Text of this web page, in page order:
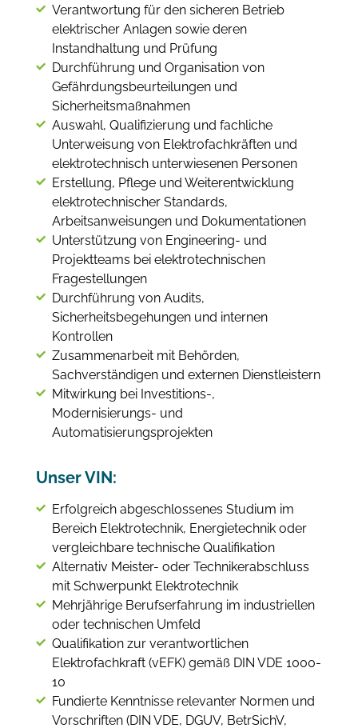
Verantwortung für den sicheren Betrieb
elektrischer Anlagen sowie deren
Instandhaltung und Prüfung
Durchführung und Organisation von
Gefährdungsbeurteilungen und
Sicherheitsmaßnahmen
Auswahl, Qualifizierung und fachliche
Unterweisung von Elektrofachkräften und
elektrotechnisch unterwiesenen Personen
Erstellung, Pflege und Weiterentwicklung
elektrotechnischer Standards,
Arbeitsanweisungen und Dokumentationen
Unterstützung von Engineering- und
Projektteams bei elektrotechnischen
Fragestellungen
Durchführung von Audits,
Sicherheitsbegehungen und internen
Kontrollen
Zusammenarbeit mit Behörden,
Sachverständigen und externen Dienstleistern
Mitwirkung bei Investitions-,
Modernisierungs- und
Automatisierungsprojekten
Unser VIN:
Erfolgreich abgeschlossenes Studium im
Bereich Elektrotechnik, Energietechnik oder
vergleichbare technische Qualifikation
Alternativ Meister- oder Technikerabschluss
mit Schwerpunkt Elektrotechnik
Mehrjährige Berufserfahrung im industriellen
oder technischen Umfeld
Qualifikation zur verantwortlichen
Elektrofachkraft (vEFK) gemäß DIN VDE 1000-
10
Fundierte Kenntnisse relevanter Normen und
Vorschriften (DIN VDE, DGUV, BetrSichV,